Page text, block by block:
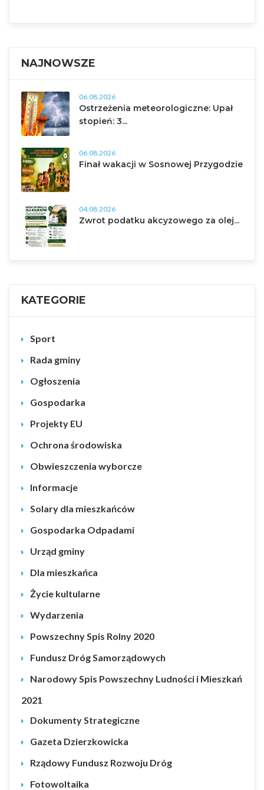
NAJNOWSZE
06.08.2026
Ostrzeżenia meteorologiczne: Upał
stopień: 3...
06.08.2026
Finał wakacji w Sosnowej Przygodzie
04.08.2026
Zwrot podatku akcyzowego za olej...
KATEGORIE
Sport
Rada gminy
Ogłoszenia
Gospodarka
Projekty EU
Ochrona środowiska
Obwieszczenia wyborcze
Informacje
Solary dla mieszkańców
Gospodarka Odpadami
Urząd gminy
Dla mieszkańca
Życie kultularne
Wydarzenia
Powszechny Spis Rolny 2020
Fundusz Dróg Samorządowych
Narodowy Spis Powszechny Ludności i Mieszkań
2021
Dokumenty Strategiczne
Gazeta Dzierzkowicka
Rządowy Fundusz Rozwoju Dróg
Fotowoltaika